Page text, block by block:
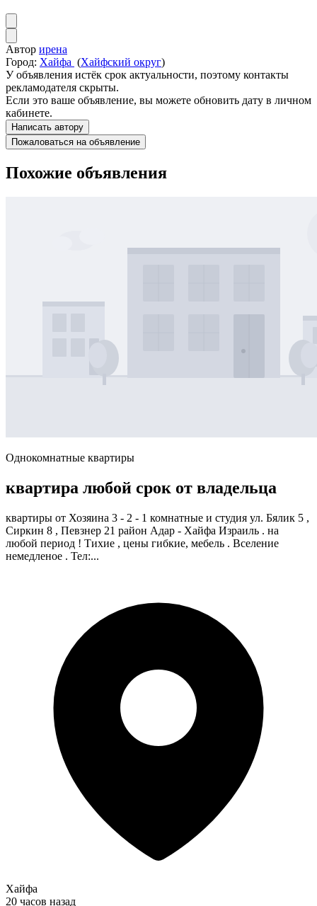
Автор ирена
Город: Хайфа (Хайфский округ)
У объявления истёк срок актуальности, поэтому контакты
рекламодателя скрыты.
Если это ваше объявление, вы можете обновить дату в личном
кабинете.
Написать автору
Пожаловаться на объявление
Похожие объявления
Однокомнатные квартиры
квартира любой срок от владельца
квартиры от Хозяина 3 - 2 - 1 комнатные и студия ул. Бялик 5 ,
Сиркин 8 , Певзнер 21 район Адар - Хайфа Израиль . на
любой период ! Тихие , цены гибкие, мебель . Вселение
немедленое . Тел:...
Хайфа
20 часов назад